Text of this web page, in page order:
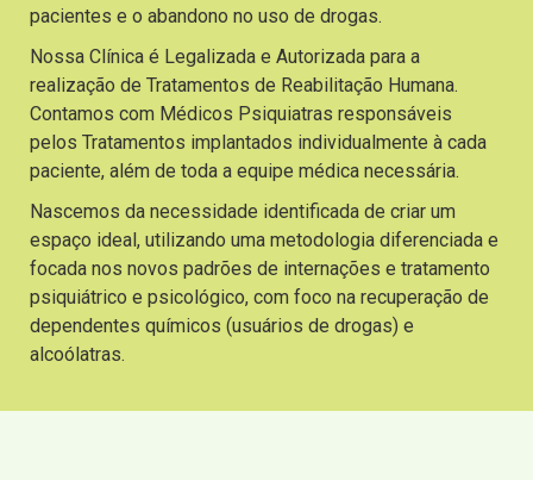
pacientes e o abandono no uso de drogas.
Nossa Clínica é Legalizada e Autorizada para a
realização de Tratamentos de Reabilitação Humana.
Contamos com Médicos Psiquiatras responsáveis
pelos Tratamentos implantados individualmente à cada
paciente, além de toda a equipe médica necessária.
Nascemos da necessidade identificada de criar um
espaço ideal, utilizando uma metodologia diferenciada e
focada nos novos padrões de internações e tratamento
psiquiátrico e psicológico, com foco na recuperação de
dependentes químicos (usuários de drogas) e
alcoólatras.